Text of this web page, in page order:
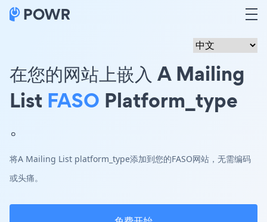
在您的网站上嵌入 A Mailing
List FASO Platform_type
。
将A Mailing List platform_type添加到您的FASO网站，无需编码
或头痛。